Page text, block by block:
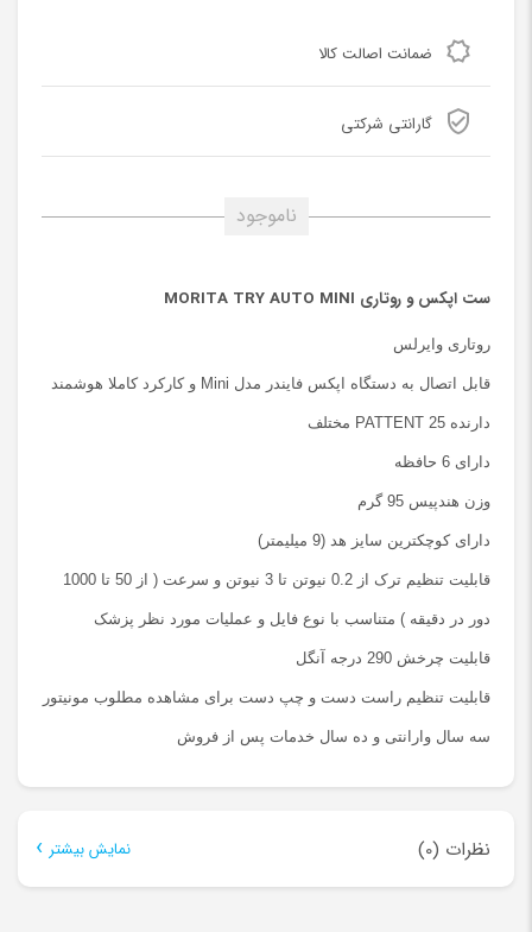
ضمانت اصالت کالا
گارانتی شرکتی
ناموجود
ست اپکس و روتاری
روتاری وایرلس
قابل اتصال به دستگاه اپکس فایندر مدل Mini و کارکرد کاملا هوشمند
دارنده 25 PATTENT مختلف
دارای 6 حافظه
وزن هندپیس 95 گرم
دارای کوچکترین سایز هد (9 میلیمتر)
قابلیت تنظیم ترک از 0.2 نیوتن تا 3 نیوتن و سرعت ( از 50 تا 1000
دور در دقیقه ) متناسب با نوع فایل و عملیات مورد نظر پزشک
قابلیت چرخش 290 درجه آنگل
قابلیت تنظیم راست دست و چپ دست برای مشاهده مطلوب مونیتور
سه سال وارانتی و ده سال خدمات پس از فروش
نظرات (0) نمایش بیشتر